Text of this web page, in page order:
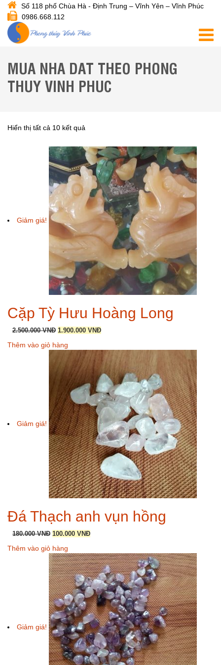
Số 118 phố Chùa Hà - Định Trung – Vĩnh Yên – Vĩnh Phúc
0986.668.112
MUA NHA DAT THEO PHONG
THUY VINH PHUC
Hiển thị tất cả 10 kết quả
Giảm giá!
Cặp Tỳ Hưu Hoàng Long
2.500.000VNĐ Giá
là:
2.500.000 VNĐ.
1.900.000 VNĐGiá
1.900.000 VNĐ.
Thêm vào giỏ hàng
Giảm giá!
Đá Thạch anh vụn hồng
180.000VNĐ Giá
là:
180.000 VNĐ.
100.000 VNĐGiá
là:
100.000 VNĐ.
Thêm vào giỏ hàng
Giảm giá!